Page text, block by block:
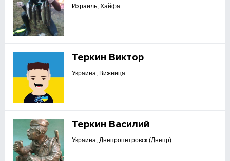
Израиль, Хайфа
Теркин Виктор
Украина, Вижница
Теркин Василий
Украина, Днепропетровск (Днепр)